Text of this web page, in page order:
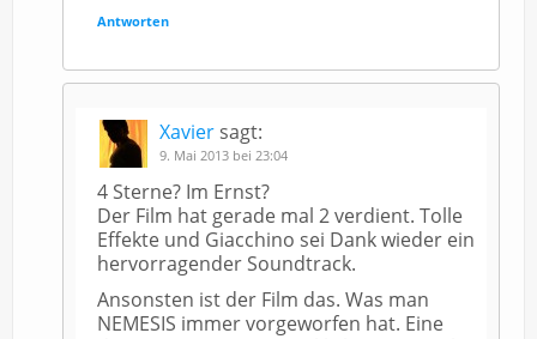
Antworten
Xavier sagt:
9. Mai 2013 bei 23:04
4 Sterne? Im Ernst?
Der Film hat gerade mal 2 verdient. Tolle
Effekte und Giacchino sei Dank wieder ein
hervorragender Soundtrack.
Ansonsten ist der Film das. Was man
NEMESIS immer vorgeworfen hat. Eine